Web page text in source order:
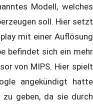
Modell, welches
soll. Hier setzt
mit einer Auflösung
befindet sich ein mehr
von MIPS. Hier spielt
angekündigt hatte
geben, da sie durch